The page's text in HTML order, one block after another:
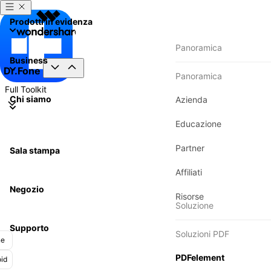
Prodotti in evidenza
Business
Panoramica
Panoramica
Azienda
Educazione
Partner
Affiliati
Risorse
Soluzione
Soluzioni PDF
PDFelement
Chi siamo
Sala stampa
Negozio
Supporto
Dr.Fone
Full Toolkit
Trasferisci/
Trasferimento